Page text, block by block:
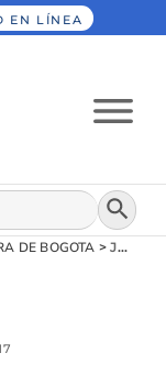
EN LÍNEA
Botón
DE BOGOTA >Jesus Emilio